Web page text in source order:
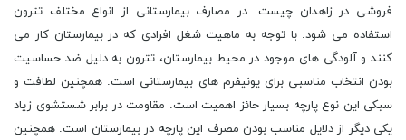
فروشی در زاهدان چیست. در مصارف بیمارستانی از انواع مختلف تترون
استفاده می‌ شود. با توجه به ماهیت شغل افرادی که در بیمارستان کار می
‌کنند و آلودگی‌ های موجود در محیط بیمارستان، تترون به دلیل ضد حساسیت
بودن انتخاب مناسبی برای یونیفرم ‌های بیمارستانی‌ است. همچنین لطافت و
سبکی این نوع پارچه بسیار حائز اهمیت است. مقاومت در برابر شستشوی زیاد
یکی دیگر از دلایل مناسب بودن مصرف این پارچه در بیمارستان است. همچنین